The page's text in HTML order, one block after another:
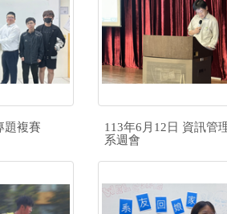
題複賽
113年6月12日 資訊管
系週會